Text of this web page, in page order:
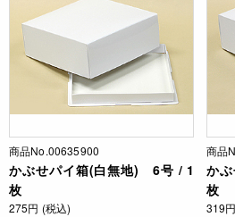
商品No.00635900
かぶせパイ箱(白無地) 6号 / 1
枚
275円 (税込)
商品
か
枚
319